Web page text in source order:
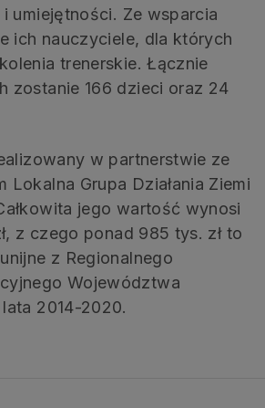
umiejętności. Ze wsparcia
ich nauczyciele, dla których
trenerskie. Łącznie
zostanie 166 dzieci oraz 24
w partnerstwie ze
Lokalna Grupa Działania Ziemi
jego wartość wynosi
z czego ponad 985 tys. zł to
z Regionalnego
Województwa
2014-2020.